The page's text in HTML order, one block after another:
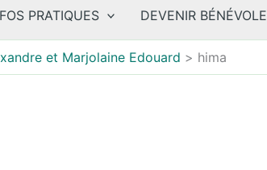
PRATIQUES DEVENIR BÉNÉVOLE
et Marjolaine Edouard hima